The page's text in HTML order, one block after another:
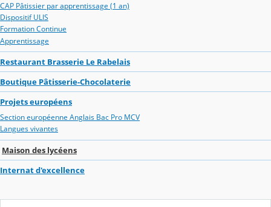
CAP Pâtissier par apprentissage (1 an)
Dispositif ULIS
Formation Continue
Apprentissage
Restaurant Brasserie Le Rabelais
Boutique Pâtisserie-Chocolaterie
Projets européens
Section européenne Anglais Bac Pro MCV
Langues vivantes
Maison des lycéens
Internat d'excellence